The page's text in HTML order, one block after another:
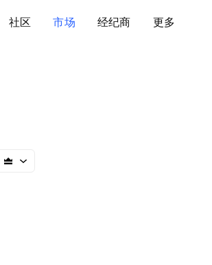
社区 市场 经纪商 更多